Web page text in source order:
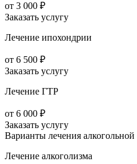
от 3 000 ₽
Заказать услугу
Лечение ипохондрии
от 6 500 ₽
Заказать услугу
Лечение ГТР
от 6 000 ₽
Заказать услугу
Варианты лечения
Лечение алкоголизма